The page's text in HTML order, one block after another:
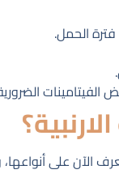
فترة الحمل.
الفيتامينات
الآن على